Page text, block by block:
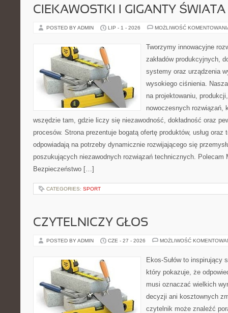
CIEKAWOSTKI I GIGANTY ŚWIATA
POSTED BY ADMIN LIP - 1 - 2026 MOŻLIWOŚĆ
Tworzymy innowacyjne
zakładów produkcyjnych,
systemy oraz urządzenia
wysokiego ciśnienia.
na projektowaniu,
nowoczesnych rozwiązań,
wszędzie tam, gdzie liczy się niezawodność, dokładność oraz
procesów. Strona prezentuje bogatą ofertę produktów, usług oraz
odpowiadają na potrzeby dynamicznie rozwijającego się
poszukujących niezawodnych rozwiązań technicznych. Polecam
Bezpieczeństwo […]
CATEGORIES: SPORT
CZYTELNICZY GŁOS
POSTED BY ADMIN CZE - 27 - 2026 MOŻLIWOŚĆ
Ekos-Sułów to inspirujący
który pokazuje, że
musi oznaczać wielkich
decyzji ani kosztownych
czytelnik może znaleźć